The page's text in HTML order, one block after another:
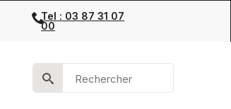
Tel : 03 87 31 07
00
Search
for: